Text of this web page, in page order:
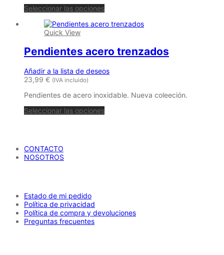
página
producto
Seleccionar las opciones
Quick View
Pendientes acero trenzados
Añadir a la lista de deseos
23,99 € (IVA incluido)
Pendientes de acero inoxidable. Nueva coleeción.
Seleccionar las opciones
CONTACTO
NOSOTROS
Estado de mi pedido
Política de privacidad
Política de compra y devoluciones
Preguntas frecuentes